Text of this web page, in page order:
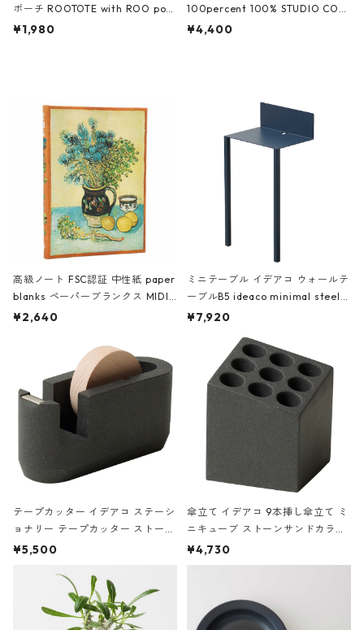
ポーチ ROOTOTE with ROO pou
ch 3532 ルートート WR.ポーチ.ラ
¥1,980
100percent 100% STUDIO COH
AKU Timeless 100パーセント ス
¥4,400
高級ノート FSC認証 中性紙 paper
blanks ペーパーブランクス MIDI
ハードカバー 罫線 ヴァン・ゴッホ
¥2,640
ミニテーブル イデアコ ウォールテ
ーブルB5 ideaco minimal steel f
urniture WALL Table B5 ネイビー
¥7,920
テープカッター イデアコ ステーシ
ョナリー テープカッター ストーン
サンドカラー 石調 ideaco Station
¥5,500
傘立て イデアコ 9本挿し傘立て ミ
ニキューブ ストーンサンドカラー
石調 ideaco Umbrella Stand CUB
E ストーンサンドブラック
¥4,730